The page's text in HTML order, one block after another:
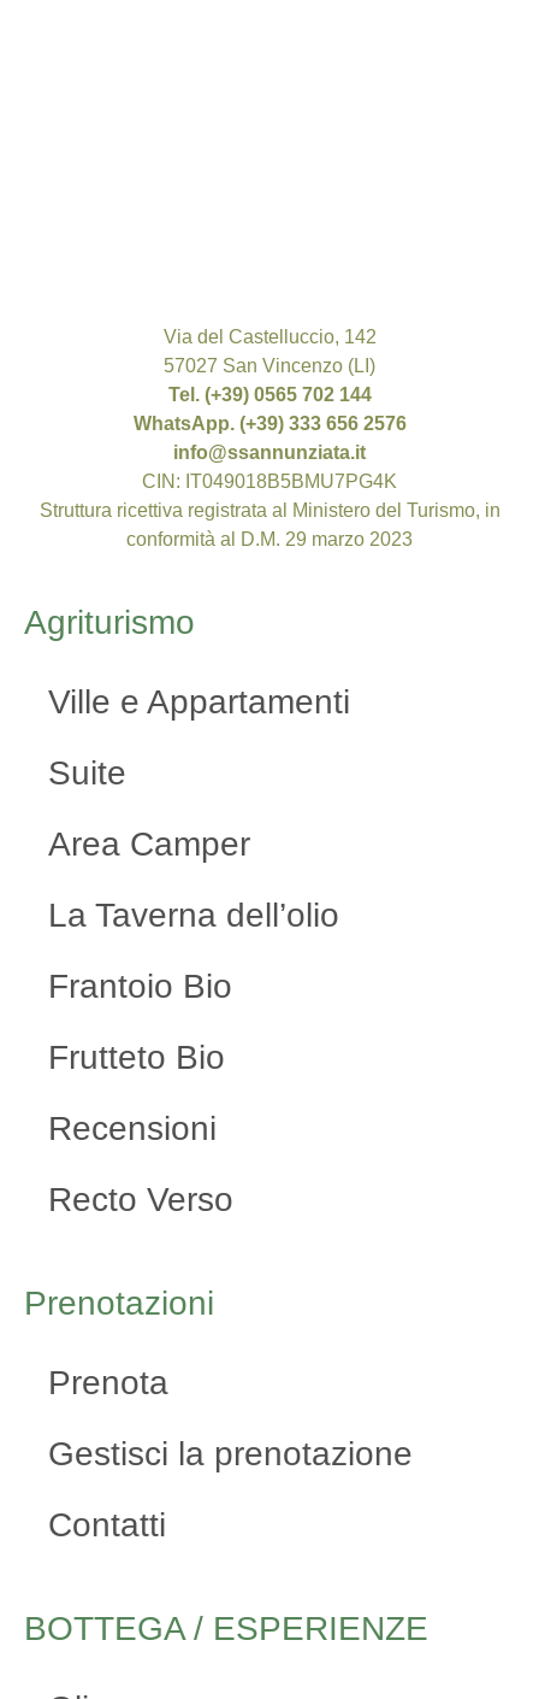
Via del Castelluccio, 142
57027 San Vincenzo (LI)
Tel. (+39) 0565 702 144
WhatsApp. (+39) 333 656 2576
info@ssannunziata.it
CIN: IT049018B5BMU7PG4K
Struttura ricettiva registrata al Ministero del Turismo, in
conformità al D.M. 29 marzo 2023
Agriturismo
Ville e Appartamenti
Suite
Area Camper
La Taverna dell’olio
Frantoio Bio
Frutteto Bio
Recensioni
Recto Verso
Prenotazioni
Prenota
Gestisci la prenotazione
Contatti
BOTTEGA / ESPERIENZE